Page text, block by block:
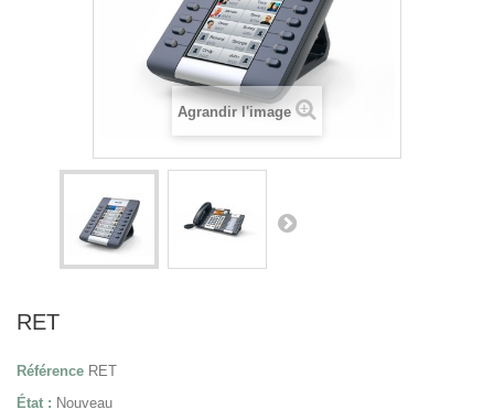
Agrandir l'image
RET
Référence RET
État : Nouveau